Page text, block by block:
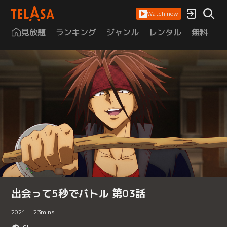
Watch now
見放題 ランキング ジャンル レンタル 無料
出会って5秒でバトル 第03話
2021 23mins